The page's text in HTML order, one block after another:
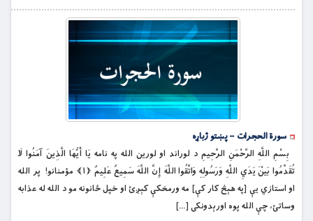
سورة الحجرات – پښتو ژباړه
بِسْمِ اللَّهِ الرَّحْمَنِ الرَّحِيمِ د لوراند او لورين الله په نامه يَا أَيُّهَا الَّذِينَ آمَنُوا لَا
تُقَدِّمُوا بَيْنَ يَدَيِ اللَّهِ وَرَسُولِهِ وَاتَّقُوا اللَّهَ إِنَّ اللَّهَ سَمِيعٌ عَلِيمٌ ﴿۱﴾ مؤمنانو! پر الله
او استازي یې [په هېڅ کار کې] مه ورمخكې كېږئ او خپل ځانونه مو د الله له عذابه
وساتئ، چې الله پوه اورېدونكى […]